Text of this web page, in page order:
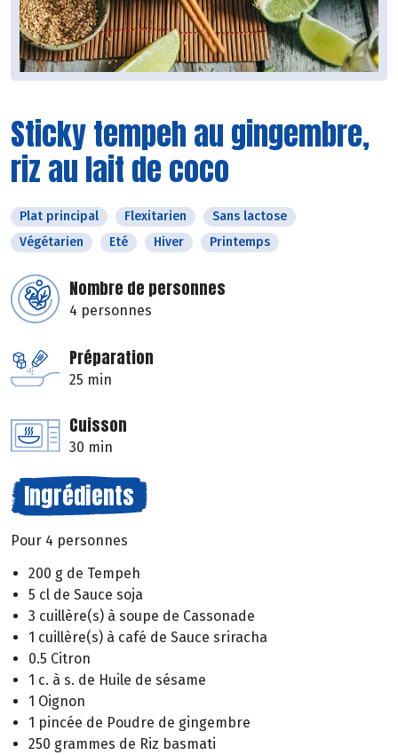
Sticky tempeh au gingembre,
riz au lait de coco
Plat principal Flexitarien
Sans lactose
Végétarien
Eté Hiver Printemps
Nombre de personnes
4 personnes
Préparation
25 min
Cuisson
30 min
Ingrédients
Pour 4 personnes
200 g de Tempeh
5 cl de Sauce soja
3 cuillère(s) à soupe de Cassonade
1 cuillère(s) à café de Sauce sriracha
0.5 Citron
1 c. à s. de Huile de sésame
1 Oignon
1 pincée de Poudre de gingembre
250 grammes de Riz basmati